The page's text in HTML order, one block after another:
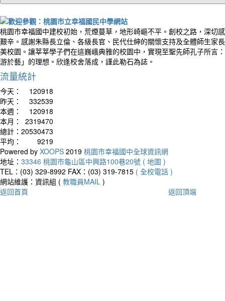
桃園市幸福國中建校初始，荒煙蔓草，地形崎嶇不平。創校之路，深切
艱辛。感謝朱縣長立倫、各級長官、民代仕紳的關懷支持及全體師生家
美校園。讓莘莘學子們在這巍峨典雅的校園中，實現至聖先師孔子所言
游於藝」的理想。欣逢校舍落成，謹此勒石為誌。
流量統計
今天：
120918
昨天：
332539
本週：
120918
本月：
2319470
總計： 20530473
平均：
9219
Powered by XOOPS 2019 桃園市幸福國中全球資訊網
地址： 33346 桃園市龜山區中興路100巷20號 ( 地圖 )
TEL：(03) 329-8992 FAX：(03) 319-7815 ( 全校電話 )
網站維護：資訊組 ( 教職員MAIL )
返回首頁
返回頂端